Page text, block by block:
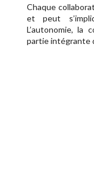
Chaque
et peut
L’autonomie, la
partie intégrante